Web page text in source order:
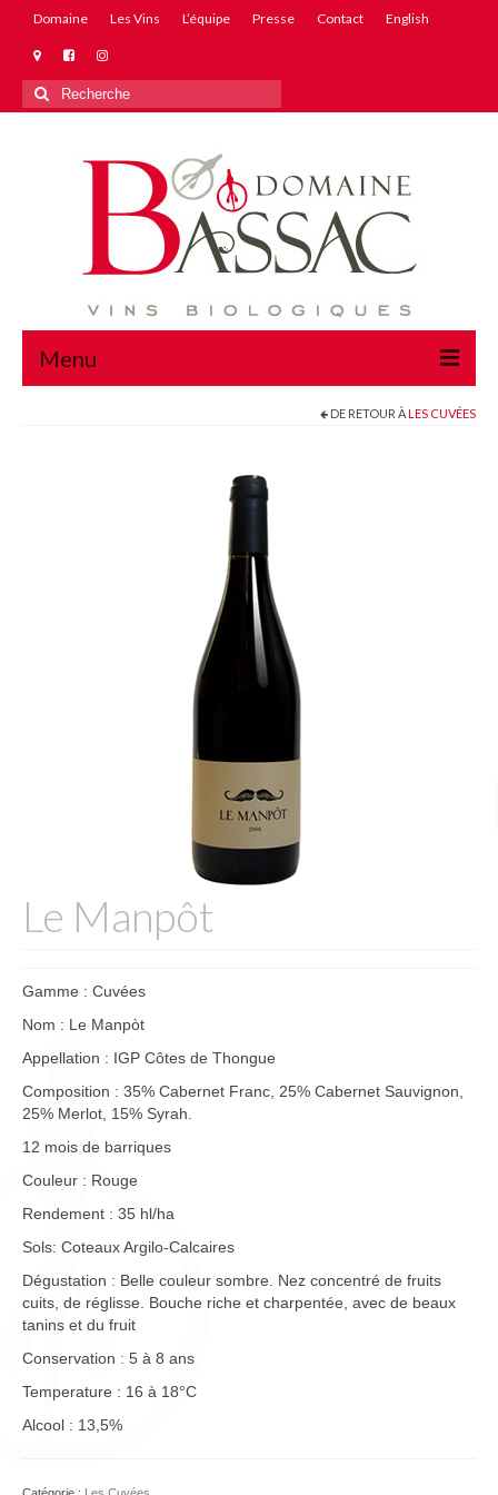
Domaine Les Vins L’équipe Presse Contact English
Rechercher
:
Menu
DE RETOUR ÀLES CUVÉES
Le Manpôt
Gamme : Cuvées
Nom : Le Manpòt
Appellation : IGP Côtes de Thongue
Composition : 35% Cabernet Franc, 25% Cabernet Sauvignon,
25% Merlot, 15% Syrah.
12 mois de barriques
Couleur : Rouge
Rendement : 35 hl/ha
Sols: Coteaux Argilo-Calcaires
Dégustation : Belle couleur sombre. Nez concentré de fruits
cuits, de réglisse. Bouche riche et charpentée, avec de beaux
tanins et du fruit
Conservation : 5 à 8 ans
Temperature : 16 à 18°C
Alcool : 13,5%